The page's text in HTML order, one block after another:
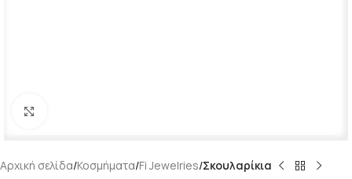
Αρχική σελίδα Κοσμήματα Fi Jewelries Σκουλαρίκια